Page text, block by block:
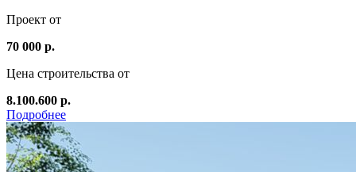
Проект от
70 000 р.
Цена строительства от
8.100.600 р.
Подробнее